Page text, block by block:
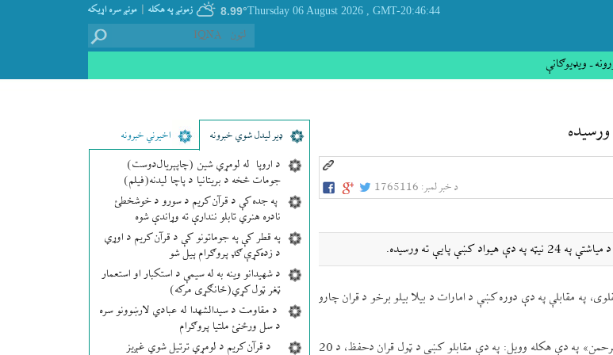
مونږ سره اړيکه | زمونږ په هکله 8.99° GMT-20:46:44
, Thursday 06 August 2026
ـ ویډیوګانې
ډير لیدل شوي خبرونه اخیرني خبرونه
د اروپا له لومړي شین (چاپېریال‌دوست)
جومات څخه د بریتانیا د پاچا لیدنه(فیلم)
په جده کې د قرآن کریم د سورو د خوشخطئ
نادره هنري تابلو نندارې ته وړاندې شوه
په قطر کې په جوماتونو کې د قرآن کریم د اوړي
د زده‌کړې ګډ پروګرام پیل شو
د شهیدانو وینه به له سیمې د استکبار او استعمار
ټغر ټول کړي(ځانګړی مرکه)
د مقاومت د سیدالشهدا له عبادي لارښوونو سره
د سل ورځنئ ملتیا پروګرام
د قرآن کریم د لومړي ترتیل شوي غږیز
د خبر لمبر: 1765116
ته ورسيده.
په مقابلې په دې دوره كښې د امارات د بيلا بيلو برخو د قران چارو
د د امارات د «مراكز مكتوم» په نامه د قران د حفظ لمسنۍ مقابله مشر «حمد محمد عبدالرحمن» په دې هكله وويل: په دې مقابلو كښې د ټول قران دحفظ، د 20